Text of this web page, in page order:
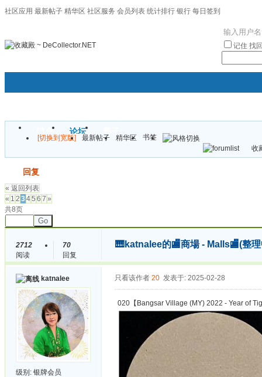
社区应用 最新帖子 精华区 社区服务 会员列表 统计排行 银行 每日签到
记住 找
门户 论坛
[切换到宽版] 最新帖子 精华区
书签
收
回复
« 返回列表
« 1 2 345 6 7 »
共8页
Go
2712
阅读
70
回复
🎹katnalee的🏬商場 - Malls🏬(整
katnalee
级别: 银牌会员
只看该作者 20 发表于: 2025-02-28
020【Bangsar Village (MY) 2022 - Year of